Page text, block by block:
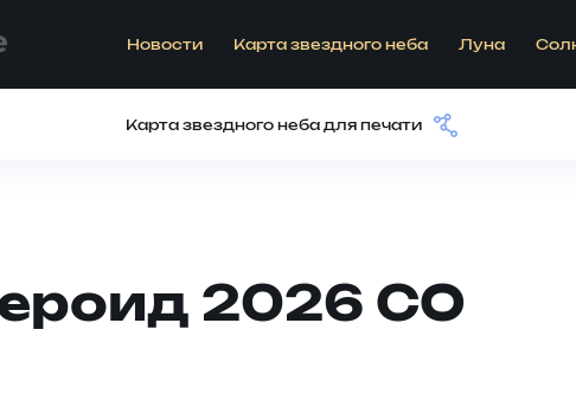
Новости Карта звездного неба Луна
Карта звездного неба для печати
2026 CO